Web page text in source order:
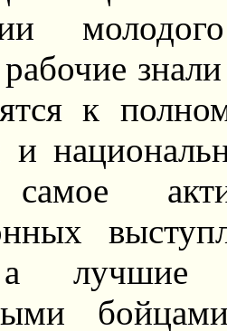
к
и
самое
лучшие